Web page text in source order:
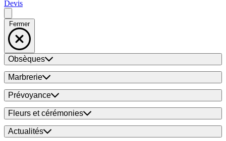
Devis
Fermer
Obsèques
Marbrerie
Prévoyance
Fleurs et cérémonies
Actualités